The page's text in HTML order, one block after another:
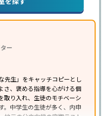
指導塾アンケート調査方法を参
ー
先生」をキャッチコピーとし
さ、褒める指導を心がける個
取り入れ、生徒のモチベーシ
。中学生の生徒が多く、内申